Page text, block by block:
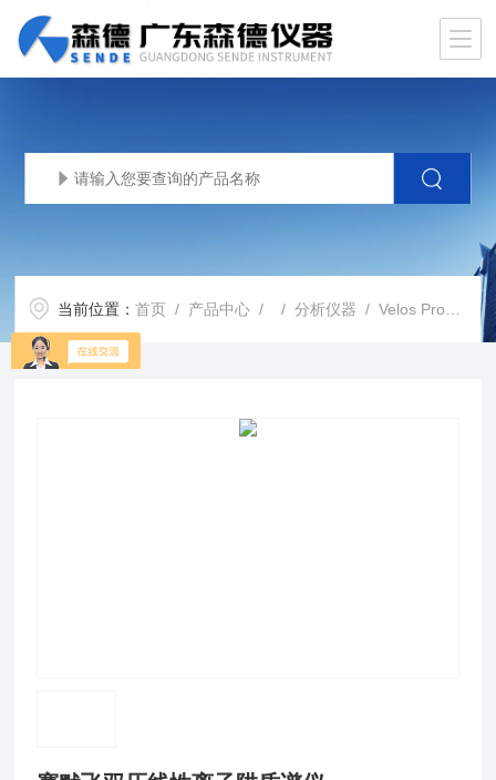
当前位置：首页 / 产品中心 / /分析仪器 / Velos Pro赛默飞双压线性离子阱质谱仪